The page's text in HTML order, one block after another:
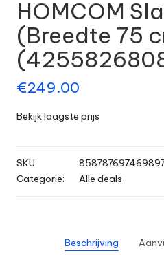
HOMCOM
(Breedte 75
€249.00
Bekijk laagste prijs
SKU:
Categorie:
Alle deals
Beschrijving